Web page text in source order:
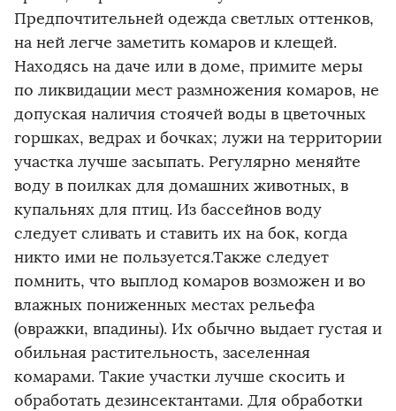
Предпочтительней одежда светлых оттенков,
на ней легче заметить комаров и клещей.
Находясь на даче или в доме, примите меры
по ликвидации мест размножения комаров, не
допуская наличия стоячей воды в цветочных
горшках, ведрах и бочках; лужи на территории
участка лучше засыпать. Регулярно меняйте
воду в поилках для домашних животных, в
купальнях для птиц. Из бассейнов воду
следует сливать и ставить их на бок, когда
никто ими не пользуется.Также следует
помнить, что выплод комаров возможен и во
влажных пониженных местах рельефа
(овражки, впадины). Их обычно выдает густая и
обильная растительность, заселенная
комарами. Такие участки лучше скосить и
обработать дезинсектантами. Для обработки